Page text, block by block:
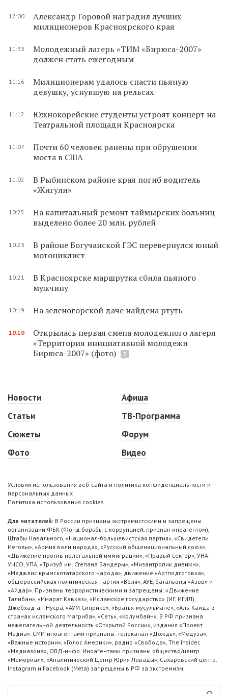
12:00
Александр Горовой наградил лучших
милиционеров Красноярского края
11:33
Молодежный лагерь «ТИМ «Бирюса-2007»
должен стать ежегодным
11:16
Милиционерам удалось спасти пьяную
девушку, уснувшую на рельсах
11:12
Южнокорейские студенты устроят концерт на
Театральной площади Красноярска
11:07
Почти 60 человек ранены при обрушении
моста в США
11:02
В Рыбинском районе края погиб водитель
«Жигули»
10:25
На капитальный ремонт таймырских больниц
выделено более 20 млн. рублей
10:23
В районе Богучанской ГЭС перевернулся юный
мотоциклист
10:21
В Красноярске маршрутка сбила пьяного
мужчину
10:19 На зеленогорской даче найдена ртуть
10:10
Открылась первая смена молодежного лагеря
«Территория инициативной молодежи
Бирюса-2007» (фото)
7
Новости
Статьи
Сюжеты
Фото
Афиша
ТВ-Программа
Форум
Видео
Условия использования веб-сайта и политика конфиденциальности и
персональных данных
Политика использования cookies
Для читателей: В России признаны экстремистскими и запрещены
организации ФБК (Фонд борьбы с коррупцией, признан иноагентом),
Штабы Навального, «Национал-большевистская партия», «Свидетели
Иеговы», «Армия воли народа», «Русский общенациональный союз»,
«Движение против нелегальной иммиграции», «Правый сектор», УНА-
УНСО, УПА, «Тризуб им. Степана Бандеры», «Мизантропик дивижн»,
«Меджлис крымскотатарского народа», движение «Артподготовка»,
общероссийская политическая партия «Воля», АУЕ, батальоны «Азов» и
«Айдар». Признаны террористическими и запрещены: «Движение
Талибан», «Имарат Кавказ», «Исламское государство» (ИГ, ИГИЛ),
Джебхад-ан-Нусра, «АУМ Синрике», «Братья-мусульмане», «Аль-Каида в
странах исламского Магриба», «Сеть», «Колумбайн». В РФ признана
нежелательной деятельность «Открытой России», издания «Проект
Медиа». СМИ-иноагентами признаны: телеканал «Дождь», «Медуза»,
«Важные истории», «Голос Америки», радио «Свобода», The Insider,
«Медиазона», ОВД-инфо. Иноагентами признаны общество/центр
«Мемориал», «Аналитический Центр Юрия Левады», Сахаровский центр.
Instagram и Facebook (Metа) запрещены в РФ за экстремизм.